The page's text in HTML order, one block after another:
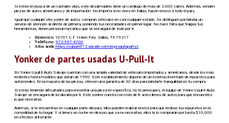
Si estás en busca de un cacharro viejo, este desarmadero tiene un catálogo de más de 2.000 carros. Además, venden
piezas de autos americanos y de importación. No importa si no vives en Dallas, hacen envíos a todo el país.
Igual que cualquier otro yonke de autos, compran vehículos en casi cualquier estado. Se distinguen por brindar un
servicio de atención al cliente de primera, poniendo tus necesidades en primer lugar. No hace falta que traigas tus
herramientas, tienen personal mecánico que se encargará de todo por ti.
Dirección: 10701 C.F. Hawn Fwy. Dallas, TX 75217
Teléfono: 972-557-4700
Sitio web: https://osborn972.wixsite.com/reyesautoparts2
Yonker de partes usadas U-Pull-It
En Yonke U pull it Auto Salvaje cuentan con una amplia variedad de vehículos importados y americanos, desde los más
recientes hasta modelos que datan de 1990. Este establecimiento dispone de un extenso inventario de repuestos para
automóviles. En la mayoría de las piezas, ofrecen una garantía de 30 días para brindarte tranquilidad en tu compra.
Si estás teniendo dificultades para encontrar una pieza en específico, no te preocupes, el equipo de Yonke U pull it Auto
Salvaje se encargará de localizarla por ti. Este yonker cuenta con más de 8 acres llenos de autos para que encuentres
lo que necesitas.
Además, si te encuentras en cualquier parte del país, ellos pueden realizar envíos para que recibas tus repuestos en la
comodidad de tu hogar. Y si tienes un coche en desuso que ya no necesitas, ellos te lo comprarán por hasta $10,000
en efectivo al instante.